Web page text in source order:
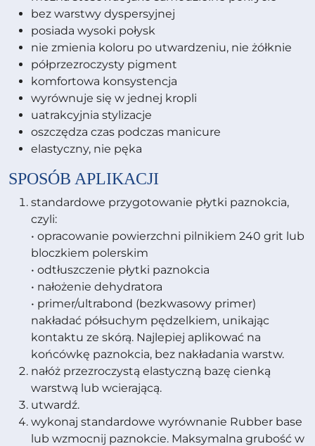
bez warstwy dyspersyjnej
posiada wysoki połysk
nie zmienia koloru po utwardzeniu, nie żółknie
półprzezroczysty pigment
komfortowa konsystencja
wyrównuje się w jednej kropli
uatrakcyjnia stylizacje
oszczędza czas podczas manicure
elastyczny, nie pęka
SPOSÓB APLIKACJI
standardowe przygotowanie płytki paznokcia,
czyli:
• opracowanie powierzchni pilnikiem 240 grit lub
bloczkiem polerskim
• odtłuszczenie płytki paznokcia
• nałożenie dehydratora
• primer/ultrabond (bezkwasowy primer)
nakładać półsuchym pędzelkiem, unikając
kontaktu ze skórą. Najlepiej aplikować na
końcówkę paznokcia, bez nakładania warstw.
nałóż przezroczystą elastyczną bazę cienką
warstwą lub wcierającą.
utwardź.
wykonaj standardowe wyrównanie Rubber base
lub wzmocnij paznokcie. Maksymalna grubość w